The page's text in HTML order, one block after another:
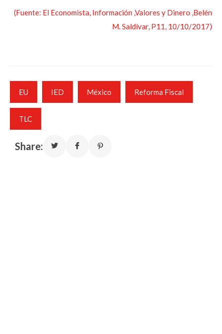
(Fuente: El Economista, Información ,Valores y Dinero ,Belén
M. Saldívar, P11, 10/10/2017)
EU IED México Reforma Fiscal
TLC
Share: